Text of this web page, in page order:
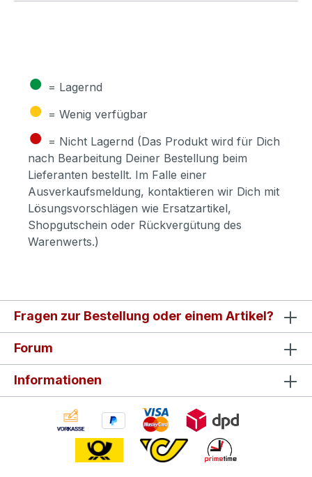
● = Lagernd
● = Wenig verfügbar
● = Nicht Lagernd (Das Produkt wird für Dich
nach Bearbeitung Deiner Bestellung beim
Lieferanten bestellt. Im Falle einer
Ausverkaufsmeldung, kontaktieren wir Dich mit
Lösungsvorschlägen wie Ersatzartikel,
Shopgutschein oder Rückvergütung des
Warenwerts.)
Fragen zur Bestellung oder einem Artikel?
Forum
Informationen